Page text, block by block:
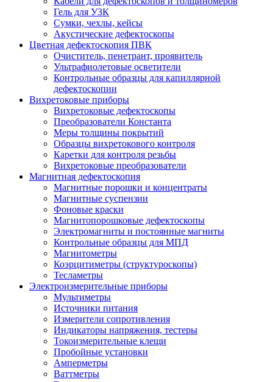
Гель для УЗК
Сумки, чехлы, кейсы
Акустические дефектоскопы
Цветная дефектоскопия ПВК
Очиститель, пенетрант, проявитель
Ультрафиолетовые осветители
Контрольные образцы для капиллярной
дефектоскопии
Вихретоковые приборы
Вихретоковые дефектоскопы
Преобразователи Константа
Меры толщины покрытий
Образцы вихретокового контроля
Каретки для контроля резьбы
Вихретоковые преобразователи
Магнитная дефектоскопия
Магнитные порошки и концентраты
Магнитные суспензии
Фоновые краски
Магнитопорошковые дефектоскопы
Электромагниты и постоянные магниты
Контрольные образцы для МПД
Магнитометры
Коэрцитиметры (структуроскопы)
Тесламетры
Электроизмерительные приборы
Мультиметры
Источники питания
Измерители сопротивления
Индикаторы напряжения, тестеры
Токоизмерительные клещи
Пробойные установки
Амперметры
Ваттметры